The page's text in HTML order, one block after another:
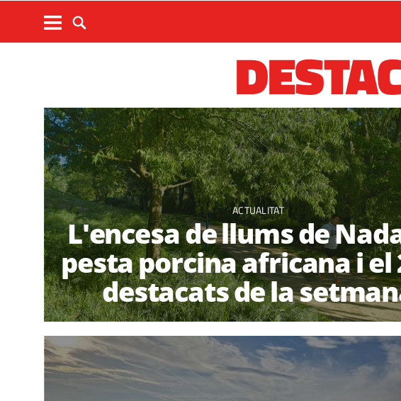
ACTUALITAT
L'encesa de llums de
pesta porcina africana i el
destacats de la